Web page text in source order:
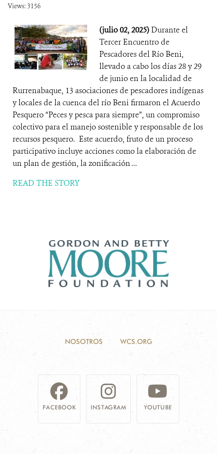
Views: 3156
(julio 02, 2025)Durante el
Tercer Encuentro de
Pescadores del Río Beni,
llevado a cabo los días 28 y 29
de junio en la localidad de
Rurrenabaque, 13 asociaciones de pescadores indígenas
y locales de la cuenca del río Beni firmaron el Acuerdo
Pesquero “Peces y pesca para siempre”, un compromiso
colectivo para el manejo sostenible y responsable de los
recursos pesquero. Este acuerdo, fruto de un proceso
participativo incluye acciones como la elaboración de
un plan de gestión, la zonificación ...
READ THE STORY
NOSOTROS WCS.ORG
FACEBOOK INSTAGRAM YOUTUBE